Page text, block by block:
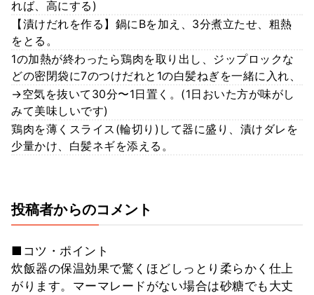
れば、高にする)
【漬けだれを作る】鍋にBを加え、3分煮立たせ、粗熱
をとる。
1の加熱が終わったら鶏肉を取り出し、ジップロックな
どの密閉袋に7のつけだれと1の白髪ねぎを一緒に入れ、
→空気を抜いて30分〜1日置く。(1日おいた方が味がし
みて美味しいです)
鶏肉を薄くスライス(輪切り)して器に盛り、漬けダレを
少量かけ、白髪ネギを添える。
投稿者からのコメント
■コツ・ポイント
炊飯器の保温効果で驚くほどしっとり柔らかく仕上
がります。マーマレードがない場合は砂糖でも大丈